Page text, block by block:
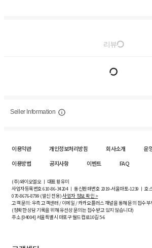
리뷰
Seller Information
이용약관 개인정보처리방침 회사소개
운
이용방법
공지사항 이벤트 FAQ
(주)와이오엘오 ㅣ 대표 황유미
사업자등록번호610-86-34204ㅣ 통신판매번호 2019-서울마포-1239 ㅣ 호
070-8676-8799 (발신 전용)사업자 정보 확인 >
고객 문의: 우측 고객센터 / 이메일 / 카카오플러스 채널을 통해 문의 접수
(정확한 상담 기록을 위해 유선상 문의는 접수받고 있지 않습니다)
주소 [04004] 서울특별시 마포구 월드컵로10길5-6